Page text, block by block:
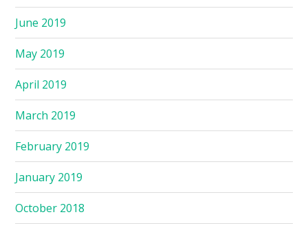
June 2019
May 2019
April 2019
March 2019
February 2019
January 2019
October 2018